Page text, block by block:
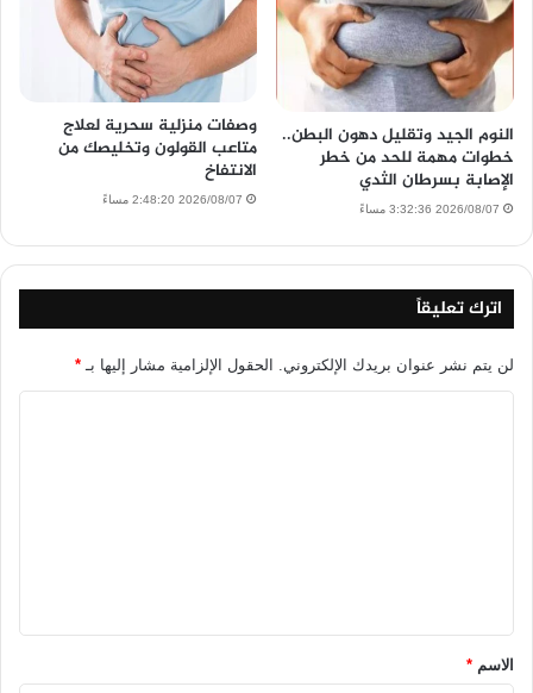
النوم الجيد وتقليل دهون البطن..
خطوات مهمة للحد من خطر
الإصابة بسرطان الثدي
2026/08/07 3:32:36 مساءً
وصفات منزلية سحرية لعلاج
متاعب القولون وتخليصك من
الانتفاخ
2026/08/07 2:48:20 مساءً
اترك تعليقاً
لن يتم نشر عنوان بريدك الإلكتروني. الحقول الإلزامية مشار إليها بـ *
*الاسم *